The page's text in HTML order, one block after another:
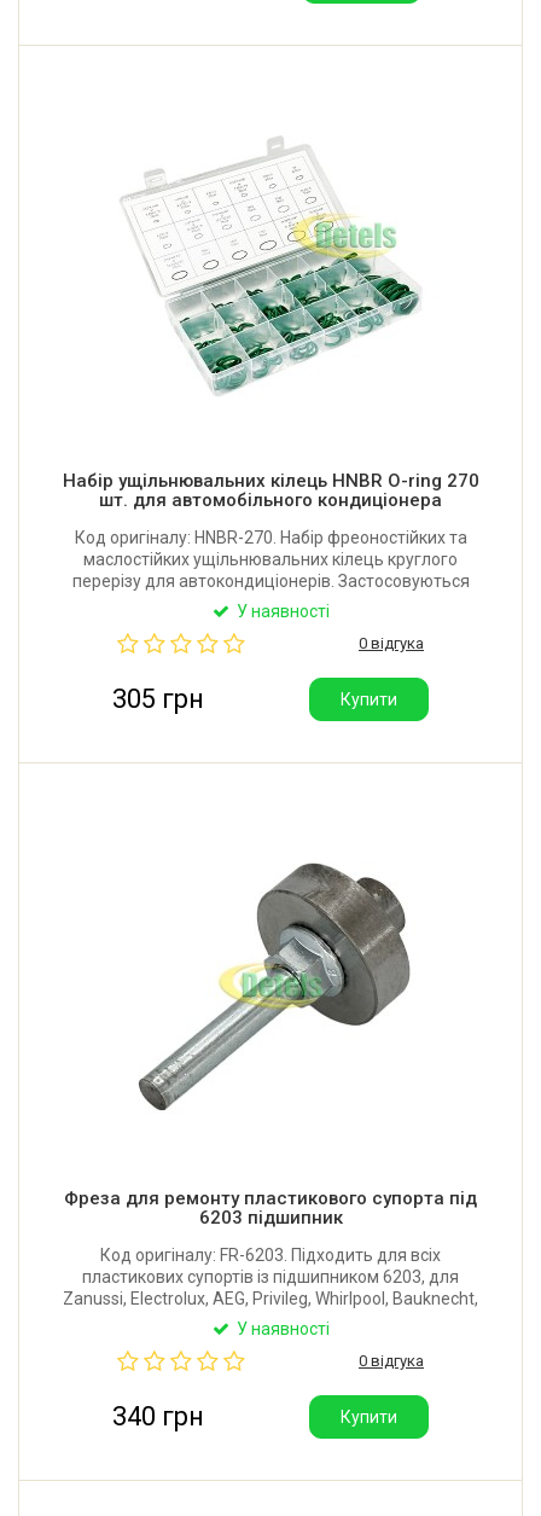
Набір ущільнювальних кілець HNBR O-ring 270
шт. для автомобільного кондиціонера
Код оригіналу: HNBR-270. Набір фреоностійких та
маслостійких ущільнювальних кілець круглого
перерізу для автокондиціонерів. Застосовуються
для запобігання витоку фреону в місцях з'єднання
Китай.
У наявності
0 відгука
305 грн Купити
Фреза для ремонту пластикового супорта під
6203 підшипник
Код оригіналу: FR-6203. Підходить для всіх
пластикових супортів із підшипником 6203, для
Zanussi, Electrolux, AEG, Privileg, Whirlpool, Bauknecht,
Indesit, Ariston, Candy. За допомогою фрези та дриля
на високих обертах.
У наявності
0 відгука
340 грн Купити